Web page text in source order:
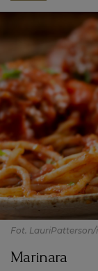
Fot. LauriPatterson/
Marinara